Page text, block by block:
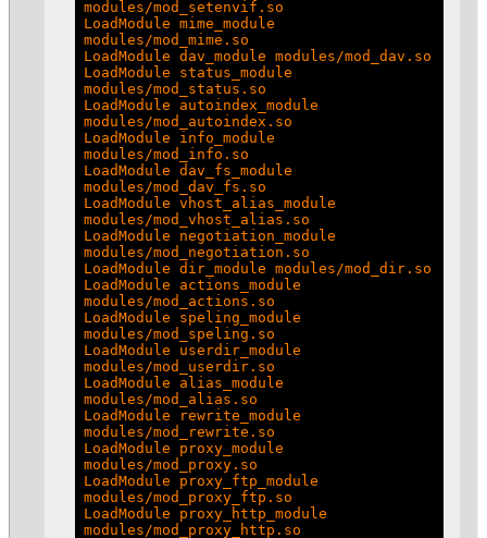
modules/mod_setenvif.so
LoadModule mime_module
modules/mod_mime.so
LoadModule dav_module modules/mod_dav.so
LoadModule status_module
modules/mod_status.so
LoadModule autoindex_module
modules/mod_autoindex.so
LoadModule info_module
modules/mod_info.so
LoadModule dav_fs_module
modules/mod_dav_fs.so
LoadModule vhost_alias_module
modules/mod_vhost_alias.so
LoadModule negotiation_module
modules/mod_negotiation.so
LoadModule dir_module modules/mod_dir.so
LoadModule actions_module
modules/mod_actions.so
LoadModule speling_module
modules/mod_speling.so
LoadModule userdir_module
modules/mod_userdir.so
LoadModule alias_module
modules/mod_alias.so
LoadModule rewrite_module
modules/mod_rewrite.so
LoadModule proxy_module
modules/mod_proxy.so
LoadModule proxy_ftp_module
modules/mod_proxy_ftp.so
LoadModule proxy_http_module
modules/mod_proxy_http.so